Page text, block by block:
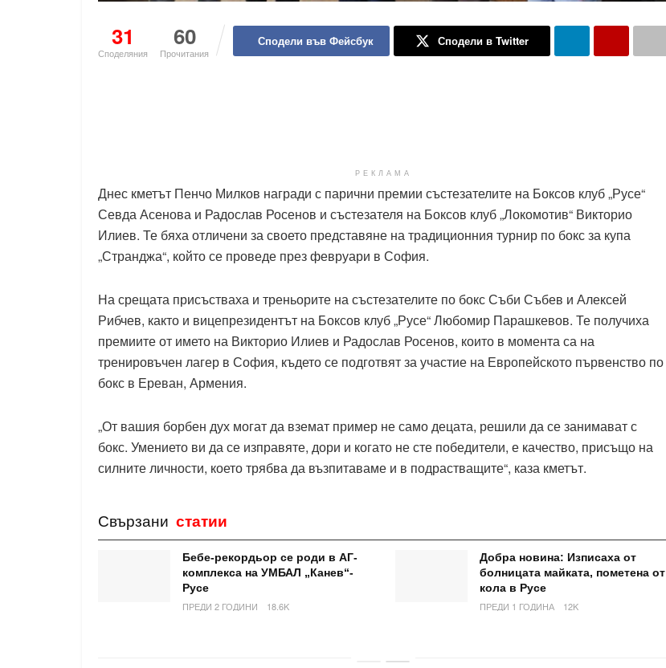
31
Споделяния
60
Прочитания
Сподели във Фейсбук Сподели в Twitter
РЕКЛАМА
Днес кметът Пенчо Милков награди с парични премии състезателите на Боксов клуб „Русе“
Севда Асенова и Радослав Росенов и състезателя на Боксов клуб „Локомотив“ Викторио
Илиев. Те бяха отличени за своето представяне на традиционния турнир по бокс за купа
„Странджа“, който се проведе през февруари в София.
На срещата присъстваха и треньорите на състезателите по бокс Съби Събев и Алексей
Рибчев, както и вицепрезидентът на Боксов клуб „Русе“ Любомир Парашкевов. Те получиха
премиите от името на Викторио Илиев и Радослав Росенов, които в момента са на
тренировъчен лагер в София, където се подготвят за участие на Европейското първенство по
бокс в Ереван, Армения.
„От вашия борбен дух могат да вземат пример не само децата, решили да се занимават с
бокс. Умението ви да се изправяте, дори и когато не сте победители, е качество, присъщо на
силните личности, което трябва да възпитаваме и в подрастващите“, каза кметът.
Свързани статии
Бебе-рекордьор се роди в АГ-
комплекса на УМБАЛ „Канев“-
Русе
ПРЕДИ 2 ГОДИНИ
18.6K
Добра новина: Изписаха от
болницата майката, пометена от
кола в Русе
ПРЕДИ 1 ГОДИНА
12K